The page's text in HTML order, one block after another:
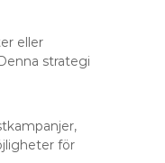
eller
strategi
för